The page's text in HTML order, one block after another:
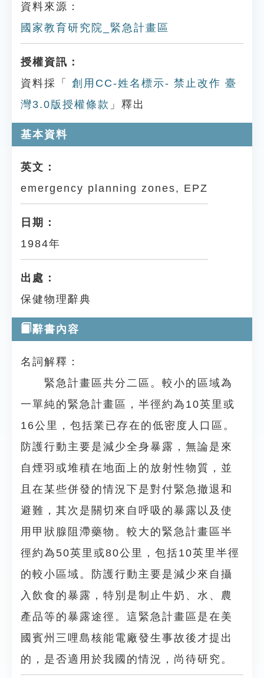
資料來源：
國家教育研究院_緊急計畫區
授權資訊：
資料採「
創用CC-姓名標示- 禁止改作 臺
灣3.0版授權條款 」釋出
基本資料
英文：
emergency planning zones, EPZ
日期：
1984年
出處：
保健物理辭典
辭書內容
名詞解釋：
緊急計畫區共分二區。較小的區域為
一單純的緊急計畫區，半徑約為10英里或
16公里，包括業已存在的低密度人口區。
防護行動主要是減少全身暴露，無論是來
自煙羽或堆積在地面上的放射性物質，並
且在某些併發的情況下是對付緊急撤退和
避難，其次是關切來自呼吸的暴露以及使
用甲狀腺阻滯藥物。較大的緊急計畫區半
徑約為50英里或80公里，包括10英里半徑
的較小區域。防護行動主要是減少來自攝
入飲食的暴露，特別是制止牛奶、水、農
產品等的暴露途徑。這緊急計畫區是在美
國賓州三哩島核能電廠發生事故後才提出
的，是否適用於我國的情況，尚待研究。